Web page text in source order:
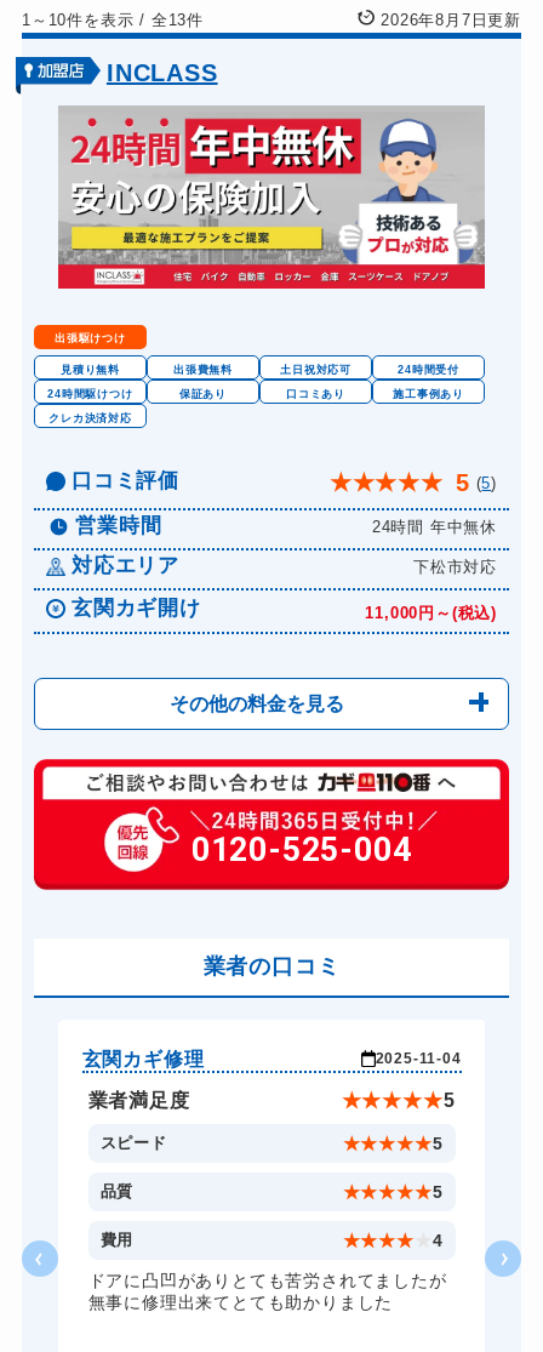
1～10件を表示/ 全13件 2026年8月7日更新
INCLASS
出張駆けつけ
見積り無料 出張費無料 土日祝対応可
24時間受付
24時間駆けつけ
保証あり 口コミあり
施工事例あり
クレカ決済対応
口コミ評価 ★★★★★ 5 (5)
営業時間 24時間 年中無休
対応エリア 下松市対応
玄関カギ開け 11,000円～(税込)
その他の料金を見る
玄関カギ修理 6,600円～(税込)
玄関カギ交換 14,300円～(税込)
車カギ開け 13,200円～(税込)
スーツケースカギ開け
ロッカーカギ開け 8,800円～(税込)
ドアノブカギ開け 10,780円～(税込)
ドアノブカギ交換 11,000円～(税込)
0120-525-004
業者の口コミ
玄関カギ修理 2025-11-04
業者満足度 ★★★★★5
スピード ★★★★★5
品質 ★★★★★5
費用 ★★★★ 4
ドアに凸凹がありとても苦労されてましたが
無事に修理出来てとても助かりました